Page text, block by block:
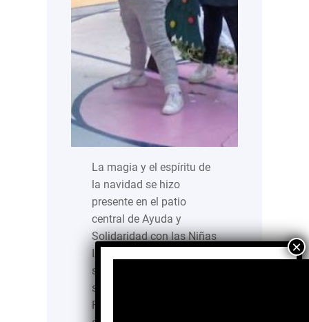
La magia y el espíritu de
la navidad se hizo
presente en el patio
central de Ayuda y
Solidaridad con las Niñas
IAP. En un momento todo
se transformó, y aquello
se convirtió en un gran
Festejo Navideño que